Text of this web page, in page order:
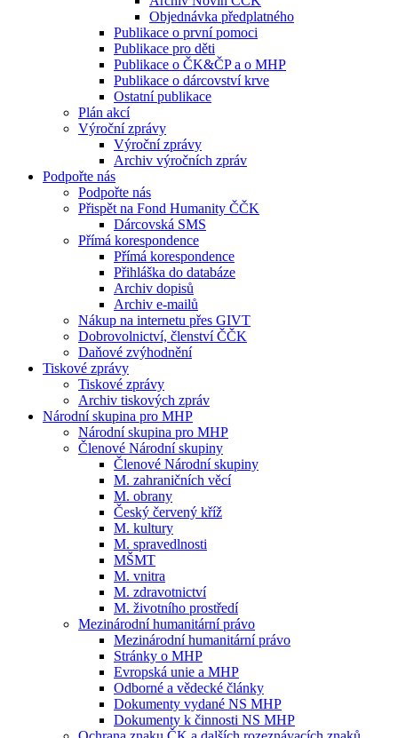
Objednávka předplatného
Publikace o první pomoci
Publikace pro děti
Publikace o ČK&ČP a o MHP
Publikace o dárcovství krve
Ostatní publikace
Plán akcí
Výroční zprávy
Výroční zprávy
Archiv výročních zpráv
Podpořte nás
Podpořte nás
Přispět na Fond Humanity ČČK
Dárcovská SMS
Přímá korespondence
Přímá korespondence
Přihláška do databáze
Archiv dopisů
Archiv e-mailů
Nákup na internetu přes GIVT
Dobrovolnictví, členství ČČK
Daňové zvýhodnění
Tiskové zprávy
Tiskové zprávy
Archiv tiskových zpráv
Národní skupina pro MHP
Národní skupina pro MHP
Členové Národní skupiny
Členové Národní skupiny
M. zahraničních věcí
M. obrany
Český červený kříž
M. kultury
M. spravedlnosti
MŠMT
M. vnitra
M. zdravotnictví
M. životního prostředí
Mezinárodní humanitární právo
Mezinárodní humanitární právo
Stránky o MHP
Evropská unie a MHP
Odborné a vědecké články
Dokumenty vydané NS MHP
Dokumenty k činnosti NS MHP